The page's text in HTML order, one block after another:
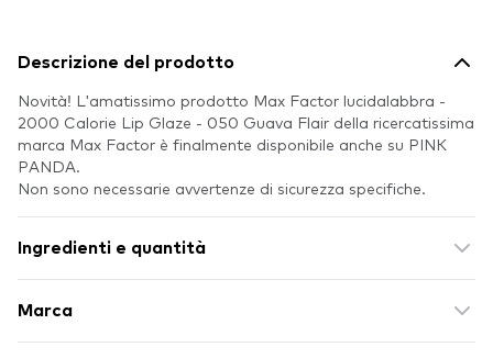
Descrizione del prodotto
Novità! L'amatissimo prodotto Max Factor lucidalabbra -
2000 Calorie Lip Glaze - 050 Guava Flair della ricercatissima
marca Max Factor è finalmente disponibile anche su PINK
PANDA.
Non sono necessarie avvertenze di sicurezza specifiche.
Ingredienti e quantità
Marca